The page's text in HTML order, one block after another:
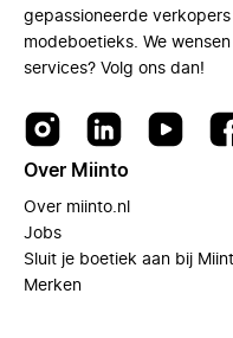
gepassioneerde
modeboetieks. We
services? Volg ons dan!
Over Miinto
Over miinto.nl
Jobs
Sluit je boetiek aan bij
Merken